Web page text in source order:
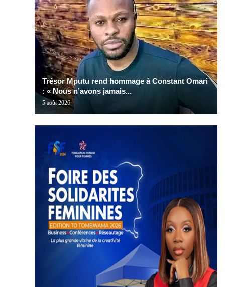
Trésor Mputu rend hommage à Constant Omari
: « Nous n’avons jamais...
5 août 2026